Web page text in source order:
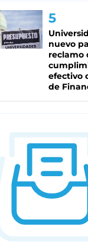
nuevo
reclamo
efectivo
de